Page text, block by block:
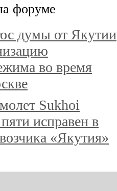
форуме
думы от Якутии
во время
Sukhoi
исправен в
«Якутия»